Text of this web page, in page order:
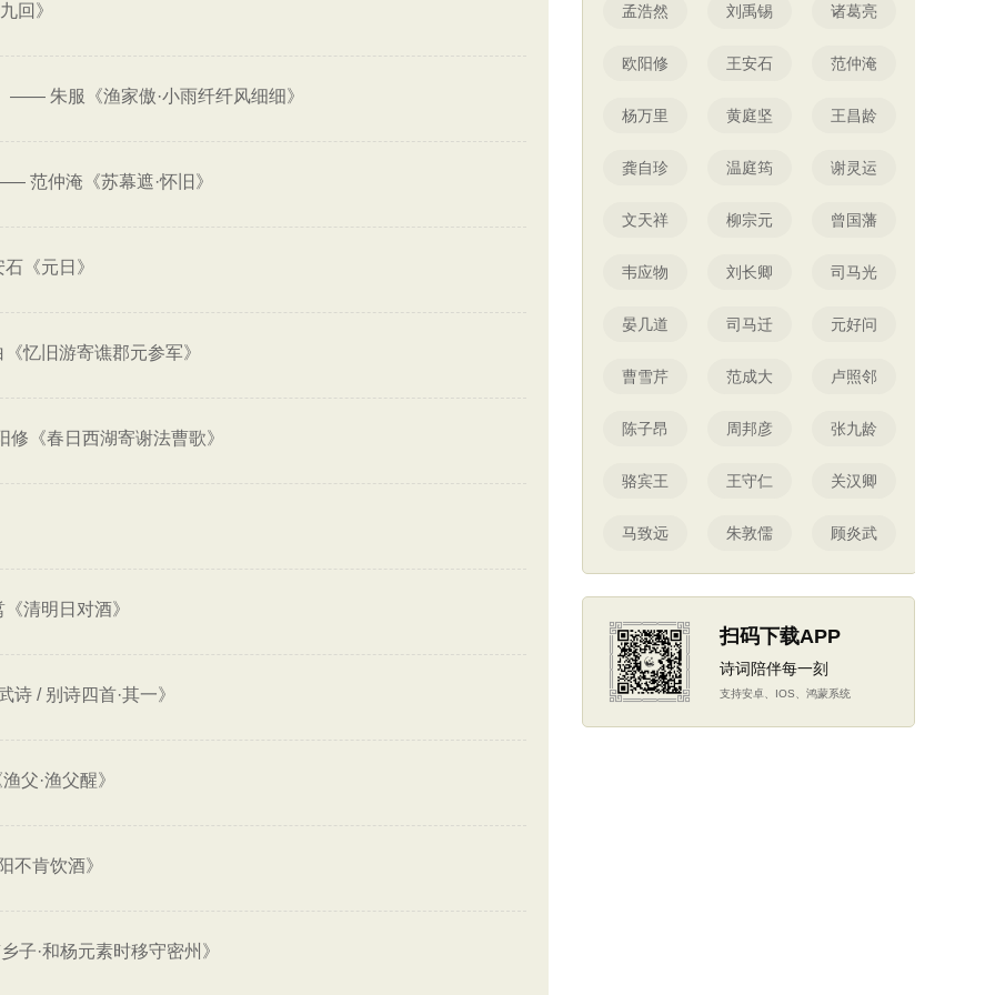
回》
—— 朱服《渔家傲·小雨纤纤风细细》
范仲淹《苏幕遮·怀旧》
《元日》
《忆旧游寄谯郡元参军》
修《春日西湖寄谢法曹歌》
清明日对酒》
诗 / 别诗四首·其一》
父·渔父醒》
不肯饮酒》
子·和杨元素时移守密州》
孟浩然 刘禹锡 诸葛亮
欧阳修 王安石 范仲淹
杨万里 黄庭坚 王昌龄
龚自珍 温庭筠 谢灵运
文天祥 柳宗元 曾国藩
韦应物 刘长卿 司马光
晏几道 司马迁 元好问
曹雪芹 范成大 卢照邻
陈子昂 周邦彦 张九龄
骆宾王 王守仁 关汉卿
马致远 朱敦儒 顾炎武
扫码下载APP
诗词陪伴每一刻
支持安卓、IOS、鸿蒙系统